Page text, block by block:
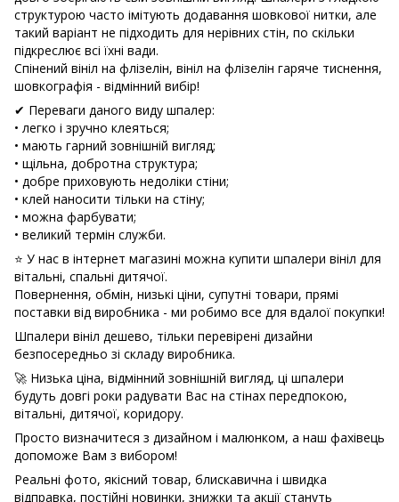
структурою часто імітують додавання шовкової нитки, але
такий варіант не підходить для нерівних стін, по скільки
підкреслює всі їхні вади.
Спінений вініл на флізелін, вініл на флізелін гаряче тиснення,
шовкографія - відмінний вибір!
✔ Переваги даного виду шпалер:
• легко і зручно клеяться;
• мають гарний зовнішній вигляд;
• щільна, добротна структура;
• добре приховують недоліки стіни;
• клей наносити тільки на стіну;
• можна фарбувати;
• великий термін служби.
⭐ У нас в інтернет магазині можна купити шпалери вініл для
вітальні, спальні дитячої.
Повернення, обмін, низькі ціни, супутні товари, прямі
поставки від виробника - ми робимо все для вдалої покупки!
Шпалери вініл дешево, тільки перевірені дизайни
безпосередньо зі складу виробника.
🚀 Низька ціна, відмінний зовнішній вигляд, ці шпалери
будуть довгі роки радувати Вас на стінах передпокою,
вітальні, дитячої, коридору.
Просто визначитеся з дизайном і малюнком, а наш фахівець
допоможе Вам з вибором!
Реальні фото, якісний товар, блискавична і швидка
відправка, постійні новинки, знижки та акції стануть